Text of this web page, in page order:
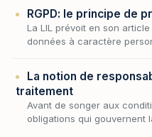
s’imp…
RGPD: le principe de
La LIL prévoit en son
données à caractère
collect…
La notion de
traitement
Avant de songer aux
obligations qui gouvernent